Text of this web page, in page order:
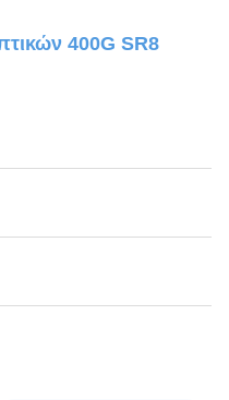
400G SR8